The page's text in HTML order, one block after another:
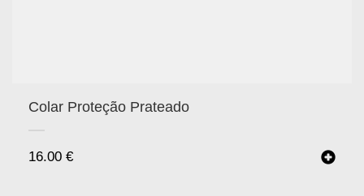
Colar Proteção Prateado
16.00 €